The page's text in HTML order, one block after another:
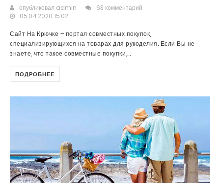
опубликовал admin
63 комментарий
05.04.2020 15:02
Сайт На Крючке – портал совместных покупок,
специализирующихся на товарах для рукоделия. Если Вы не
знаете, что такое совместные покупки,...
ПОДРОБНЕЕ